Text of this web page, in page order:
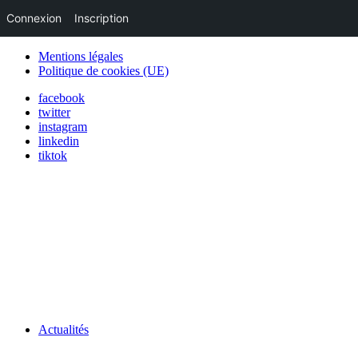
Mentions légales
Politique de cookies (UE)
facebook
twitter
instagram
linkedin
tiktok
Actualités
Connexion Inscription